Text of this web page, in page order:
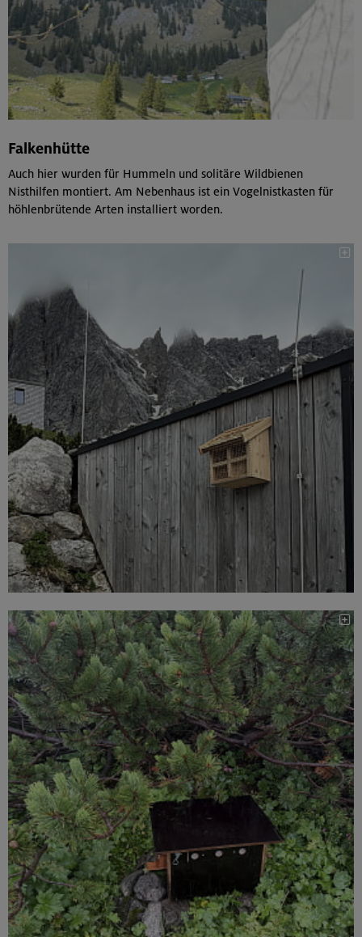
Falkenhütte
Auch hier wurden für Hummeln und solitäre Wildbienen
Nisthilfen montiert. Am Nebenhaus ist ein Vogelnistkasten für
höhlenbrütende Arten installiert worden.